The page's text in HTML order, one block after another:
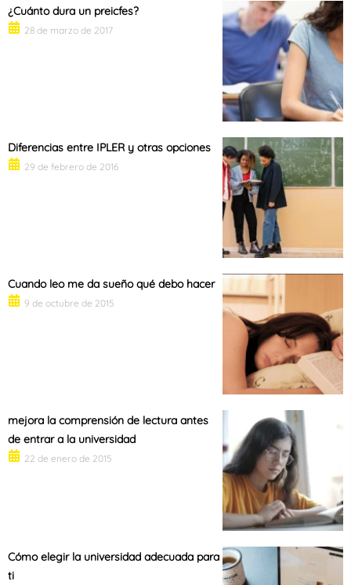
¿Cuánto dura un preicfes?
28 de marzo de 2017
Diferencias entre IPLER y otras opciones
29 de febrero de 2016
Cuando leo me da sueño qué debo hacer
9 de octubre de 2015
mejora la comprensión de lectura antes
de entrar a la universidad
22 de enero de 2015
Cómo elegir la universidad adecuada para
ti